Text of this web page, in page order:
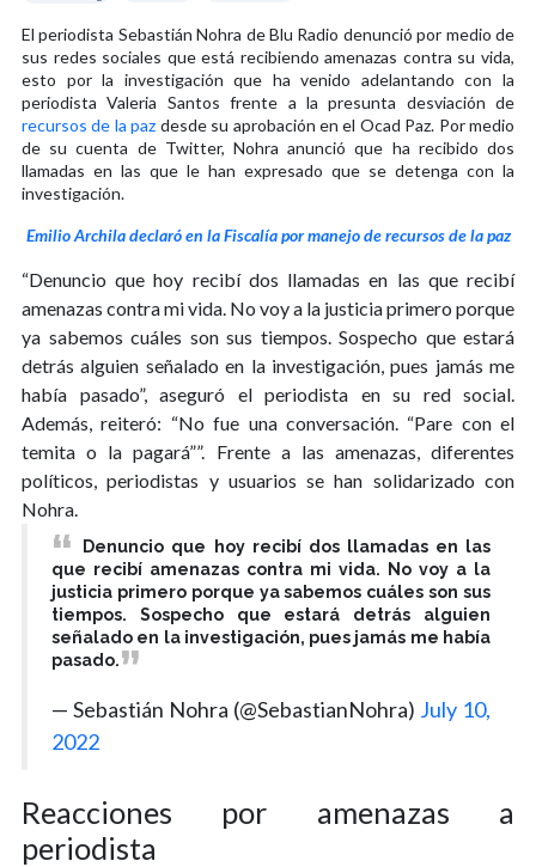
El periodista Sebastián Nohra de Blu Radio denunció por medio de
sus redes sociales que está recibiendo amenazas contra su vida,
esto por la investigación que ha venido adelantando con la
periodista Valeria Santos frente a la presunta desviación de
recursos de la paz desde su aprobación en el Ocad Paz. Por medio
de su cuenta de Twitter, Nohra anunció que ha recibido dos
llamadas en las que le han expresado que se detenga con la
investigación.
Emilio Archila declaró en la Fiscalía por manejo de recursos de la paz
“Denuncio que hoy recibí dos llamadas en las que recibí
amenazas contra mi vida. No voy a la justicia primero porque
ya sabemos cuáles son sus tiempos. Sospecho que estará
detrás alguien señalado en la investigación, pues jamás me
había pasado”, aseguró el periodista en su red social.
Además, reiteró: “No fue una conversación. “Pare con el
temita o la pagará””. Frente a las amenazas, diferentes
políticos, periodistas y usuarios se han solidarizado con
Nohra.
Denuncio que hoy recibí dos llamadas en las
que recibí amenazas contra mi vida. No voy a la
justicia primero porque ya sabemos cuáles son sus
tiempos. Sospecho que estará detrás alguien
señalado en la investigación, pues jamás me había
pasado.
— Sebastián Nohra (@SebastianNohra) July 10,
2022
Reacciones por amenazas a
periodista